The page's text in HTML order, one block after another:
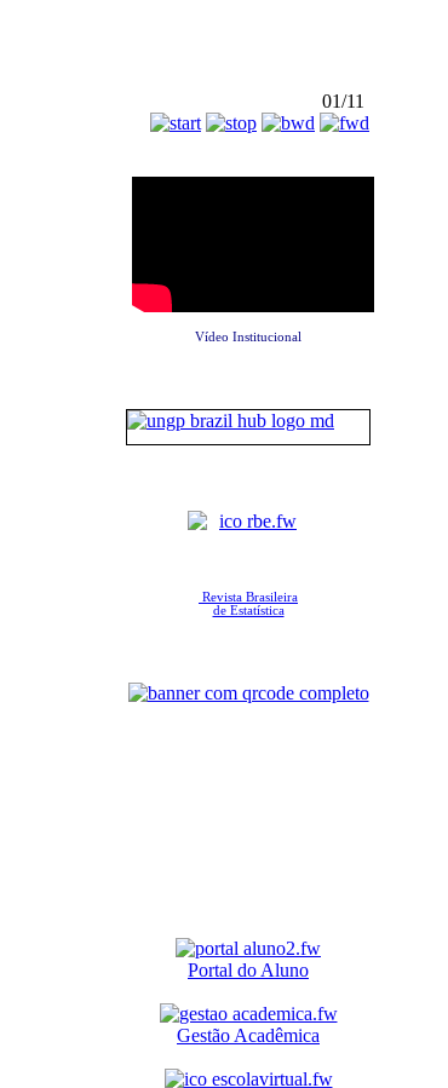
01/11
Vídeo Institucional
Revista Brasileira
de Estatística
Portal do Aluno
Gestão Acadêmica